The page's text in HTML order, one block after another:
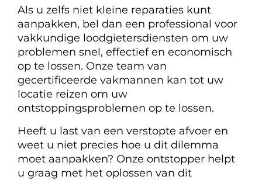
Als u zelfs niet kleine reparaties kunt
aanpakken, bel dan een professional voor
vakkundige loodgietersdiensten om uw
problemen snel, effectief en economisch
op te lossen. Onze team van
gecertificeerde vakmannen kan tot uw
locatie reizen om uw
ontstoppingsproblemen op te lossen.
Heeft u last van een verstopte afvoer en
weet u niet precies hoe u dit dilemma
moet aanpakken? Onze ontstopper helpt
u graag met het oplossen van dit